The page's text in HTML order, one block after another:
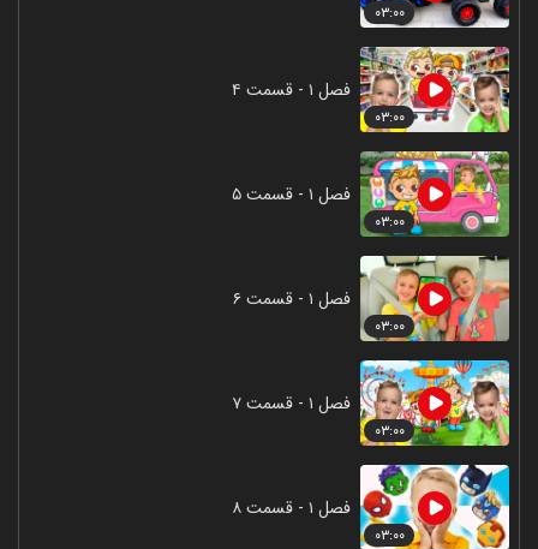
۰۳:۰۰
۰۳:۰۰
فصل ۱ - قسمت ۴
۰۳:۰۰
فصل ۱ - قسمت ۵
۰۳:۰۰
فصل ۱ - قسمت ۶
۰۳:۰۰
فصل ۱ - قسمت ۷
۰۳:۰۰
فصل ۱ - قسمت ۸